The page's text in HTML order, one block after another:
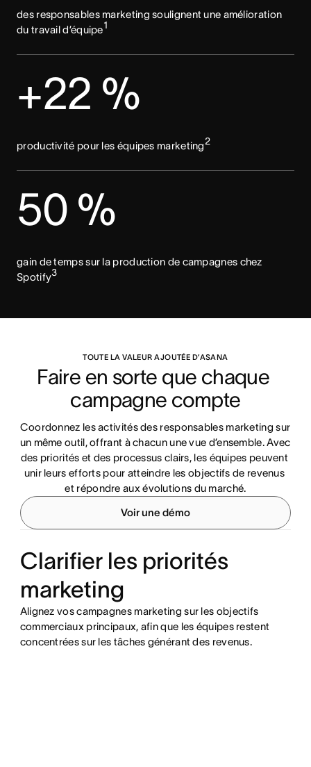
des responsables marketing soulignent une amélioration
du travail d’équipe1
+22 %
productivité pour les équipes marketing2
50 %
gain de temps sur la production de campagnes chez
Spotify3
TOUTE LA VALEUR AJOUTÉE D’ASANA
Faire en sorte que chaque
campagne compte
Coordonnez les activités des responsables marketing sur
un même outil, offrant à chacun une vue d’ensemble. Avec
des priorités et des processus clairs, les équipes peuvent
unir leurs efforts pour atteindre les objectifs de revenus
et répondre aux évolutions du marché.
Voir une démo
Clarifier les priorités
marketing
Alignez vos campagnes marketing sur les objectifs
commerciaux principaux, afin que les équipes restent
concentrées sur les tâches générant des revenus.